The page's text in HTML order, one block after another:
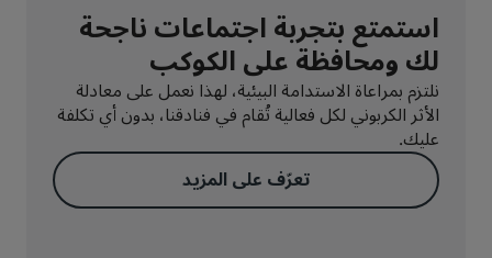
استمتع بتجربة اجتماعات ناجحة
لك ومحافظة على الكوكب
نلتزم بمراعاة الاستدامة البيئية، لهذا نعمل على معادلة
الأثر الكربوني لكل فعالية تُقام في فنادقنا، بدون أي تكلفة
عليك.
تعرّف على المزيد